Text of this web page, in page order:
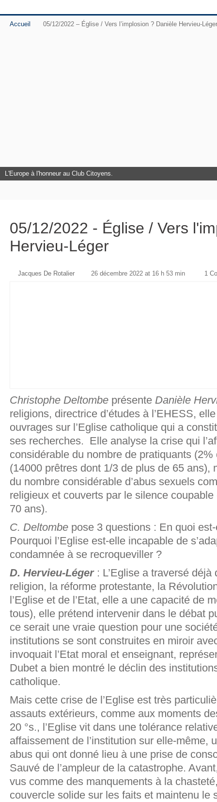
Accueil 05/12/2022 – Église / Vers l’implosion ? Danièle Hervieu-Léger
L'Europe à l'honneur au Club Citoyens.
05/12/2022 - Église / Vers
Hervieu-Léger
Jacques De Rotalier 26 décembre 2022 at 16 h 53 min 1
Christophe Deltombe présente Danièle
religions, directrice d’études à l’EHESS,
ouvrages sur l’Eglise catholique qui a
ses recherches. Elle analyse la crise qui
considérable du nombre de pratiquants
(14000 prêtres dont 1/3 de plus de 65 ans),
du nombre considérable d’abus sexuels
religieux et couverts par le silence coupable
70 ans).
C. Deltombe pose 3 questions : En quoi
Pourquoi l’Eglise est-elle incapable de
condamnée à se recroqueviller ?
D. Hervieu-Léger: L’Eglise a traversé déjà
religion, la réforme protestante, la
l’Eglise et de l’Etat, elle a une capacité de
tous), elle prétend intervenir dans le débat
ce serait une vraie question pour une
institutions se sont construites en miroir
invoquait l’Etat moral et enseignant,
Dubet a bien montré le déclin des
catholique.
Mais cette crise de l’Eglise est très
assauts extérieurs, comme aux moments
20 °s., l’Eglise vit dans une tolérance
affaissement de l’institution sur elle-même,
abus qui ont donné lieu à une prise de
Sauvé de l’ampleur de la catastrophe.
vus comme des manquements à la
couvercle solide sur les faits et maintenu le